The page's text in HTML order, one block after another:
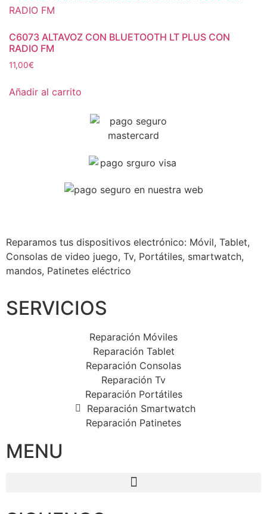
C6073 ALTAVOZ CON BLUETOOTH LT PLUS CON
RADIO FM
11,00€
Añadir al carrito
Reparamos tus dispositivos electrónico: Móvil, Tablet,
Consolas de video juego, Tv, Portátiles, smartwatch,
mandos, Patinetes eléctrico
SERVICIOS
Reparación Móviles
Reparación Tablet
Reparación Consolas
Reparación Tv
Reparación Portátiles
Reparación Smartwatch
Reparación Patinetes
MENU